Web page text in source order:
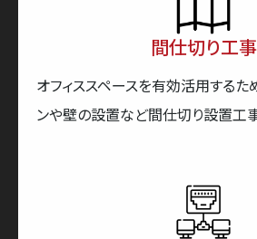
間仕切り工事
オフィススペースを有効活用するた
ンや壁の設置など間仕切り設置工